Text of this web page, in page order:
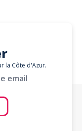
la Côte d'Azur.
email